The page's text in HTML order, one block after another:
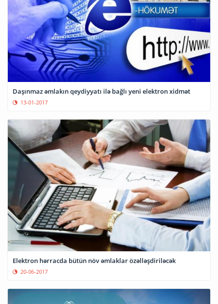
Daşınmaz əmlakın qeydiyyatı ilə bağlı yeni elektron xidmət
13-01-2017
Elektron hərracda bütün növ əmlaklar özəlləşdiriləcək
20-06-2017